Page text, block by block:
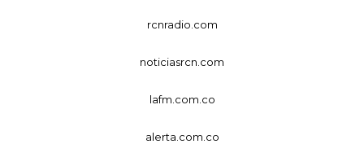
rcnradio.com
noticiasrcn.com
lafm.com.co
alerta.com.co